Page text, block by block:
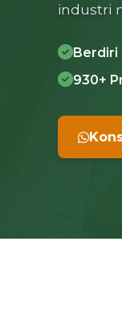
industri
Berdiri
930+